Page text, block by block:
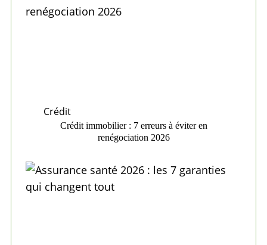
Crédit
Crédit immobilier : 7 erreurs à éviter en
renégociation 2026